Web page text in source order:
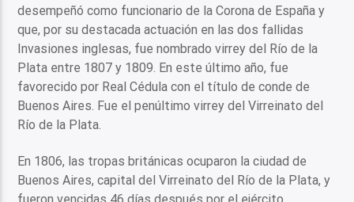
desempeñó como funcionario de la Corona de España y
que, por su destacada actuación en las dos fallidas
Invasiones inglesas, fue nombrado virrey del Río de la
Plata entre 1807 y 1809. En este último año, fue
favorecido por Real Cédula con el título de conde de
Buenos Aires. Fue el penúltimo virrey del Virreinato del
Río de la Plata.
En 1806, las tropas británicas ocuparon la ciudad de
Buenos Aires, capital del Virreinato del Río de la Plata, y